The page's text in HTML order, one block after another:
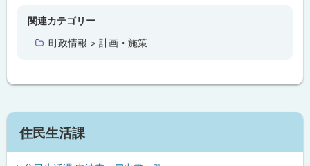
関連カテゴリー
町政情報 > 計画・施策
サ
イ
住民生活課